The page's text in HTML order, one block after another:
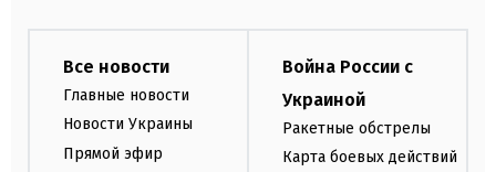
Все новости
Главные новости
Новости Украины
Прямой эфир
Война России с
Украиной
Ракетные обстрелы
Карта боевых действий